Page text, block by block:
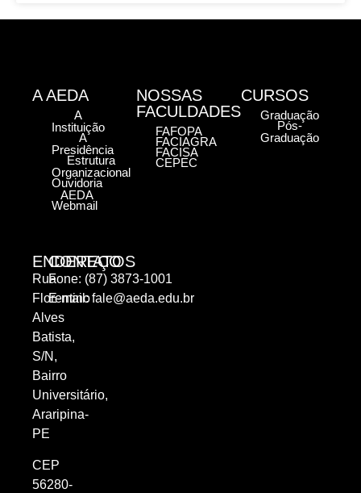
ENDEREÇO
Rua
Florentino
Alves
Batista,
S/N,
Bairro
Universitário,
Araripina-
PE
CEP
56280-
CONTATOS
Fone: (87) 3873-1001
E-mail:fale@aeda.edu.br
A AEDA
A
Instituição
A
Presidência
Estrutura
Organizacional
Ouvidoria
AEDA
Webmail
NOSSAS
FACULDADES
FAFOPA
FACIAGRA
FACISA
CEPEC
CURSOS
Graduação
Pós-
Graduação